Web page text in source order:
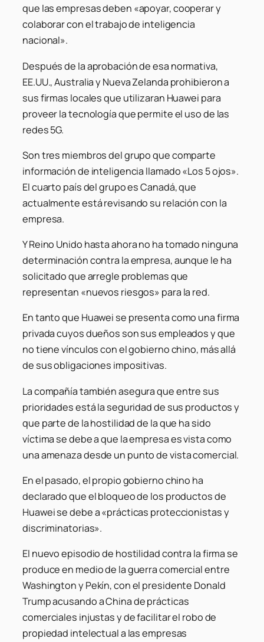
que las empresas deben «apoyar, cooperar y
colaborar con el trabajo de inteligencia
nacional».
Después de la aprobación de esa normativa,
EE.UU., Australia y Nueva Zelanda prohibieron a
sus firmas locales que utilizaran Huawei para
proveer la tecnología que permite el uso de las
redes 5G.
Son tres miembros del grupo que comparte
información de inteligencia llamado «Los 5 ojos».
El cuarto país del grupo es Canadá, que
actualmente está revisando su relación con la
empresa.
Y Reino Unido hasta ahora no ha tomado ninguna
determinación contra la empresa, aunque le ha
solicitado que arregle problemas que
representan «nuevos riesgos» para la red.
En tanto que Huawei se presenta como una firma
privada cuyos dueños son sus empleados y que
no tiene vínculos con el gobierno chino, más allá
de sus obligaciones impositivas.
La compañía también asegura que entre sus
prioridades está la seguridad de sus productos y
que parte de la hostilidad de la que ha sido
víctima se debe a que la empresa es vista como
una amenaza desde un punto de vista comercial.
En el pasado, el propio gobierno chino ha
declarado que el bloqueo de los productos de
Huawei se debe a «prácticas proteccionistas y
discriminatorias».
El nuevo episodio de hostilidad contra la firma se
produce en medio de la guerra comercial entre
Washington y Pekín, con el presidente Donald
Trump acusando a China de prácticas
comerciales injustas y de facilitar el robo de
propiedad intelectual a las empresas